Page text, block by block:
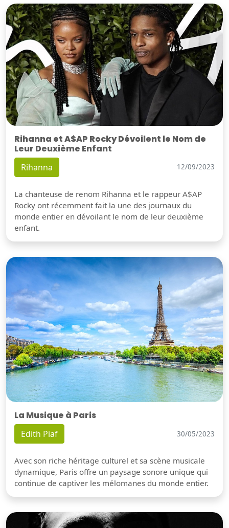
Rihanna et A$AP Rocky Dévoilent le Nom de
Leur Deuxième Enfant
Rihanna 12/09/2023
La chanteuse de renom Rihanna et le rappeur A$AP
Rocky ont récemment fait la une des journaux du
monde entier en dévoilant le nom de leur deuxième
enfant.
La Musique à Paris
Edith Piaf 30/05/2023
Avec son riche héritage culturel et sa scène musicale
dynamique, Paris offre un paysage sonore unique qui
continue de captiver les mélomanes du monde entier.